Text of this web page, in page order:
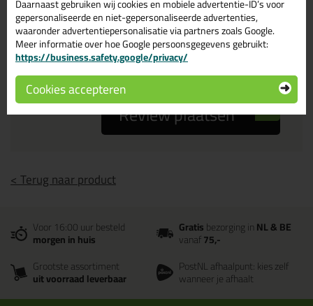
Zou jij dit product aanbevelen bij anderen?
ja
nee
Review plaatsen
< Terug naar product
Voor 16:00 uur besteld
morgen in huis
Gratisbezorging inNL & BE
vanaf75,-
Grootste assortiment
uit voorraad leverbaar
PostNL afhaalpunt: kies zelf
wanneer je afhaalt
Daarnaast gebruiken wij cookies en mobiele advertentie-ID’s voor
gepersonaliseerde en niet-gepersonaliseerde advertenties,
waaronder advertentiepersonalisatie via partners zoals Google.
Meer informatie over hoe Google persoonsgegevens gebruikt:
https://business.safety.google/privacy/
Cookies accepteren